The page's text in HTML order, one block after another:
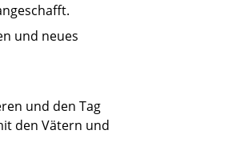
und neues
und den Tag
den Vätern und